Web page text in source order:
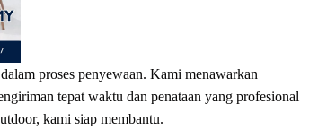
proses penyewaan. Kami menawarkan
tepat waktu dan penataan yang profesional
kami siap membantu.